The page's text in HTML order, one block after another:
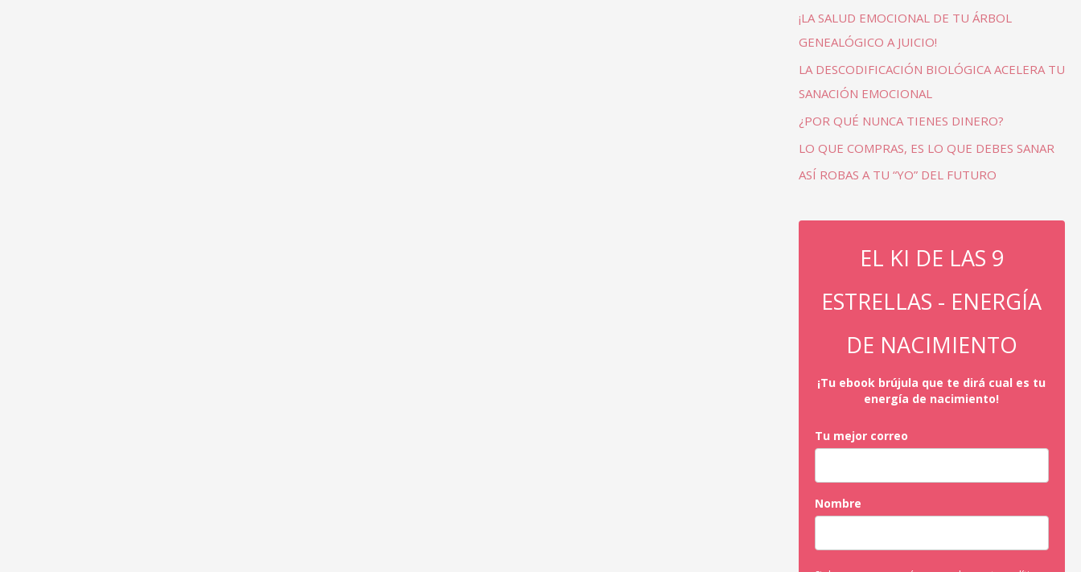
¡LA SALUD EMOCIONAL DE TU ÁRBOL
GENEALÓGICO A JUICIO!
LA DESCODIFICACIÓN BIOLÓGICA ACELERA TU
SANACIÓN EMOCIONAL
¿POR QUÉ NUNCA TIENES DINERO?
LO QUE COMPRAS, ES LO QUE DEBES SANAR
ASÍ ROBAS A TU “YO” DEL FUTURO
EL KI DE LAS 9
ESTRELLAS - ENERGÍA
DE NACIMIENTO
¡Tu ebook brújula que te dirá cual es tu
energía de nacimiento!
Tu mejor correo
Nombre